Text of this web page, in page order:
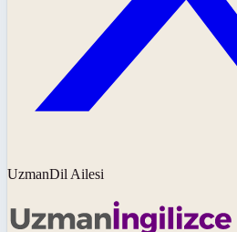
UzmanDil Ailesi